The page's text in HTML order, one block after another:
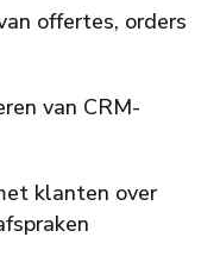
offertes, orders
van CRM-
klanten over